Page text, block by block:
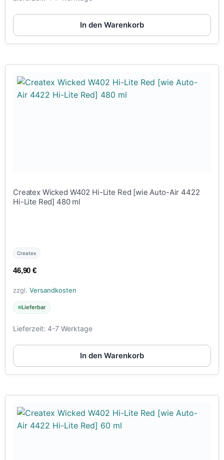
In den Warenkorb
Createx Wicked W402 Hi-Lite Red [wie Auto-Air 4422
Hi-Lite Red] 480 ml
Createx
46,90€
zzgl. Versandkosten
Lieferbar
Lieferzeit: 4-7 Werktage
In den Warenkorb